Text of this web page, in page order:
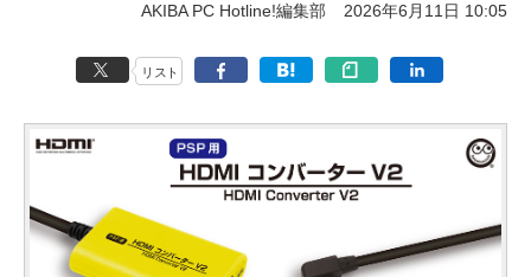
AKIBA PC Hotline!編集部 2026年6月11日 10:05
リスト